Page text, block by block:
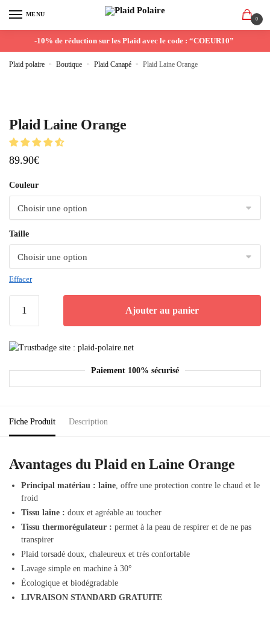
MENU
0
-10% de réduction sur les Plaid avec le code : “COEUR10”
Plaid polaire » Boutique » Plaid Canapé » Plaid Laine Orange
Plaid Laine Orange
89.90€
Couleur
Taille
Effacer
Ajouter au panier
Paiement 100% sécurisé
Fiche Produit Description
Avantages du Plaid en Laine Orange
Principal matériau : laine, offre une protection contre le chaud et le
froid
Tissu laine : doux et agréable au toucher
Tissu thermorégulateur : permet à la peau de respirer et de ne pas
transpirer
Plaid torsadé doux, chaleureux et très confortable
Lavage simple en machine à 30°
Écologique et biodégradable
LIVRAISON STANDARD GRATUITE